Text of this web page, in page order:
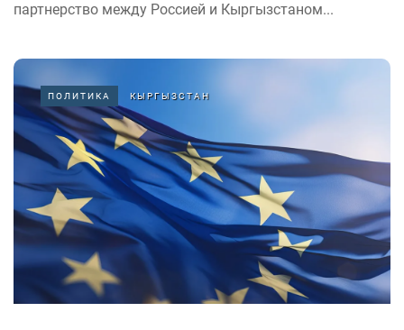
партнерство между Россией и Кыргызстаном...
ПОЛИТИКА КЫРГЫЗСТАН